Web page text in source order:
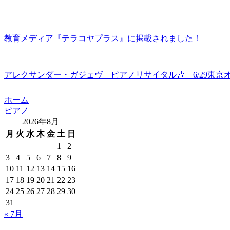
教育メディア『テラコヤプラス』に掲載されました！
アレクサンダー・ガジェヴ ピアノリサイタル🎶 6/29東京
ホーム
ピアノ
2026年8月
月 火 水 木 金 土 日
1
2
3
4 5 6 7 8
9
10 11 12 13 14 15 16
17 18 19 20 21 22 23
24 25 26 27 28 29 30
31
« 7月